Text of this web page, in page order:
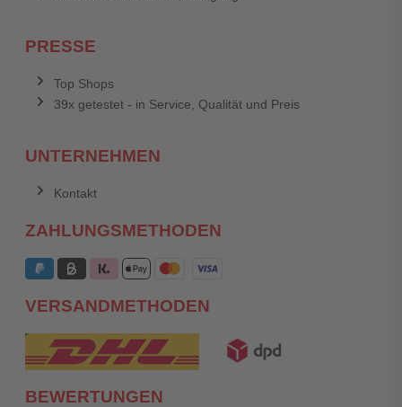
PRESSE
Top Shops
39x getestet - in Service, Qualität und Preis
UNTERNEHMEN
Kontakt
ZAHLUNGSMETHODEN
VERSANDMETHODEN
BEWERTUNGEN